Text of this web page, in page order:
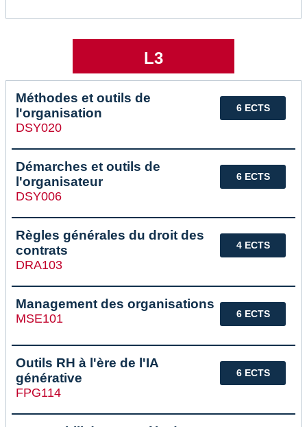
L3
6 ECTS
Méthodes et outils de
l'organisation
DSY020
6 ECTS
Démarches et outils de
l'organisateur
DSY006
4 ECTS
Règles générales du droit des
contrats
DRA103
6 ECTS
Management des organisations
MSE101
6 ECTS
Outils RH à l'ère de l'IA
générative
FPG114